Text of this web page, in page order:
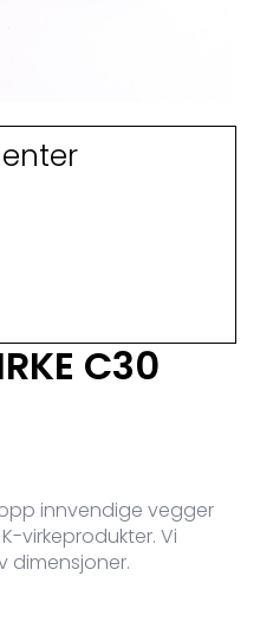
C30
innvendige vegger
virkeprodukter. Vi
dimensjoner.